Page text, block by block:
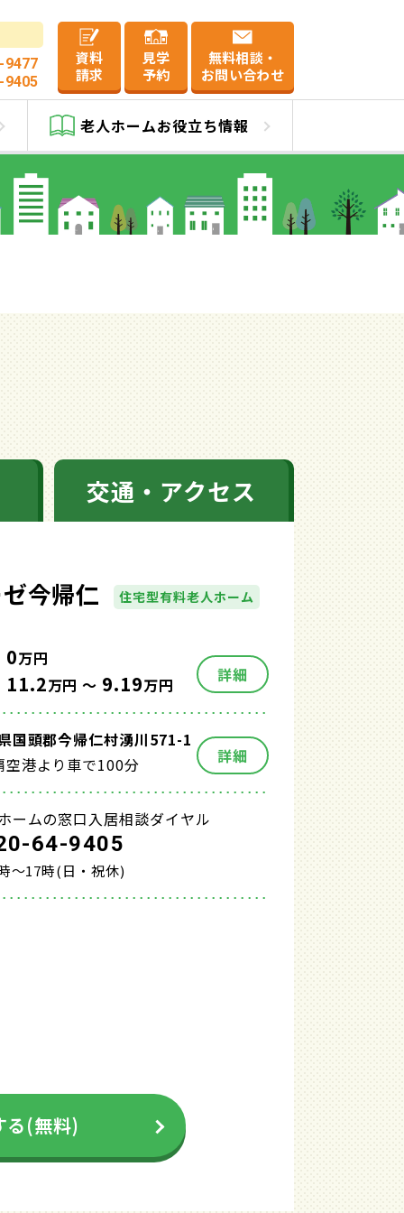
9477
9405
資料
請求
見学
予約
無料相談・
お問い合わせ
老人ホームお役立ち情報
交通・アクセス
今帰仁 住宅型有料老人ホーム
0万円
11.2万円 ～ 9.19万円 詳細
国頭郡今帰仁村湧川571-1
空港より車で100分
詳細
ームの窓口入居相談ダイヤル
64-9405
～17時(日・祝休)
る(無料)